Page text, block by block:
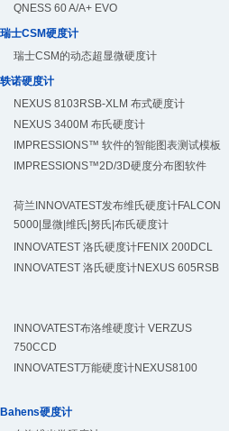
QNESS 60 A/A+ EVO
瑞士CSM硬度计
瑞士CSM的动态超显微硬度计
轶诺硬度计
NEXUS 8103RSB-XLM 布式硬度计
NEXUS 3400M 布氏硬度计
IMPRESSIONS™ 软件的智能图表测试模板
IMPRESSIONS™2D/3D硬度分布图软件
荷兰INNOVATEST发布维氏硬度计FALCON
5000|显微|维氏|努氏|布氏硬度计
INNOVATEST 洛氏硬度计FENIX 200DCL
INNOVATEST 洛氏硬度计NEXUS 605RSB
INNOVATEST布洛维硬度计 VERZUS
750CCD
INNOVATEST万能硬度计NEXUS8100
Bahens硬度计